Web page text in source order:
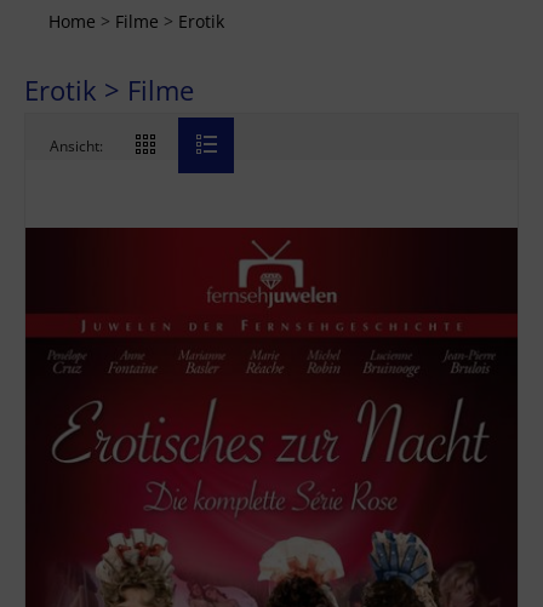
Home > Filme > Erotik
Erotik > Filme
Ansicht: